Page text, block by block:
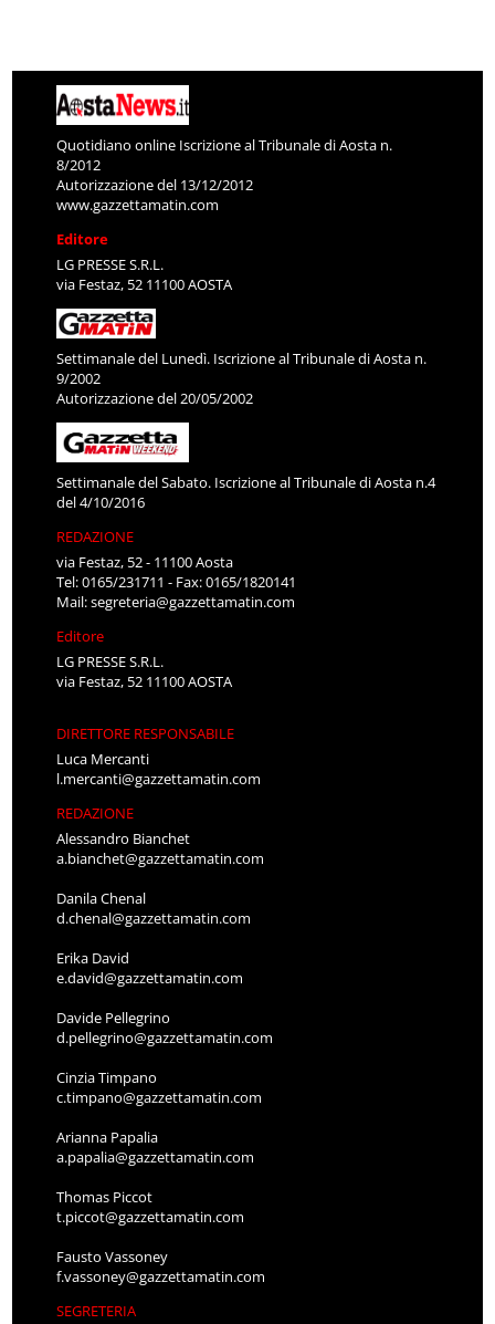
Quotidiano online Iscrizione al Tribunale di Aosta n.
8/2012
Autorizzazione del 13/12/2012
www.gazzettamatin.com
Editore
LG PRESSE S.R.L.
via Festaz, 52 11100 AOSTA
Settimanale del Lunedì. Iscrizione al Tribunale di Aosta n.
9/2002
Autorizzazione del 20/05/2002
Settimanale del Sabato. Iscrizione al Tribunale di Aosta n.4
del 4/10/2016
REDAZIONE
via Festaz, 52 - 11100 Aosta
Tel: 0165/231711 - Fax: 0165/1820141
Mail:segreteria@gazzettamatin.com
Editore
LG PRESSE S.R.L.
via Festaz, 52 11100 AOSTA
DIRETTORE RESPONSABILE
Luca Mercanti
l.mercanti@gazzettamatin.com
REDAZIONE
Alessandro Bianchet
a.bianchet@gazzettamatin.com
Danila Chenal
d.chenal@gazzettamatin.com
Erika David
e.david@gazzettamatin.com
Davide Pellegrino
d.pellegrino@gazzettamatin.com
Cinzia Timpano
c.timpano@gazzettamatin.com
Arianna Papalia
a.papalia@gazzettamatin.com
Thomas Piccot
t.piccot@gazzettamatin.com
Fausto Vassoney
f.vassoney@gazzettamatin.com
SEGRETERIA